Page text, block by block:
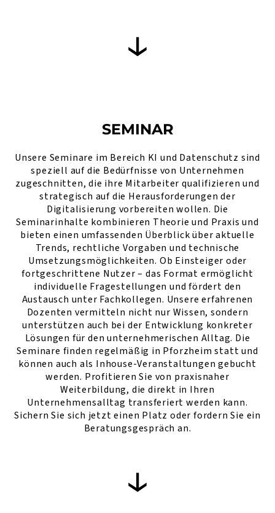
SEMINAR
Unsere Seminare im Bereich KI und Datenschutz sind
speziell auf die Bedürfnisse von Unternehmen
zugeschnitten, die ihre Mitarbeiter qualifizieren und
strategisch auf die Herausforderungen der
Digitalisierung vorbereiten wollen. Die
Seminarinhalte kombinieren Theorie und Praxis und
bieten einen umfassenden Überblick über aktuelle
Trends, rechtliche Vorgaben und technische
Umsetzungsmöglichkeiten. Ob Einsteiger oder
fortgeschrittene Nutzer – das Format ermöglicht
individuelle Fragestellungen und fördert den
Austausch unter Fachkollegen. Unsere erfahrenen
Dozenten vermitteln nicht nur Wissen, sondern
unterstützen auch bei der Entwicklung konkreter
Lösungen für den unternehmerischen Alltag. Die
Seminare finden regelmäßig in Pforzheim statt und
können auch als Inhouse-Veranstaltungen gebucht
werden. Profitieren Sie von praxisnaher
Weiterbildung, die direkt in Ihren
Unternehmensalltag transferiert werden kann.
Sichern Sie sich jetzt einen Platz oder fordern Sie ein
Beratungsgespräch an.